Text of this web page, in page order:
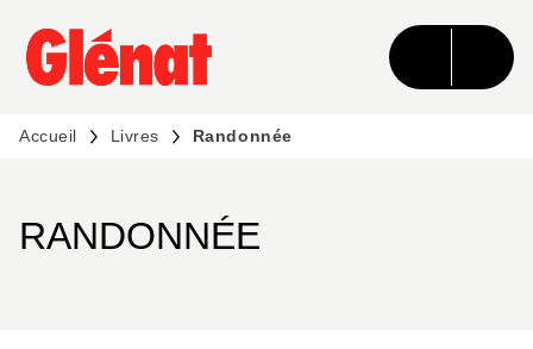
MENU RECHERCHE CONTENU
PIED DE PAGE
Accueil Livres Randonnée
RANDONNÉE